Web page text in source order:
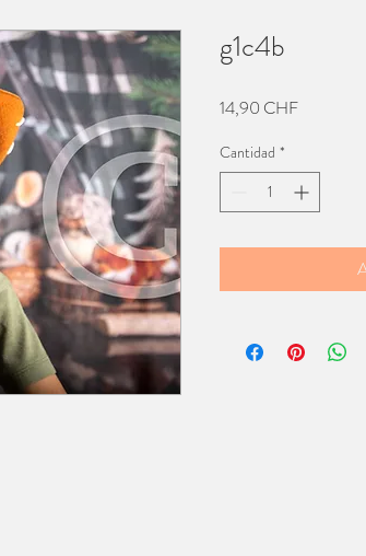
g1c4b
14,90 CHFPrecio
Cantidad *